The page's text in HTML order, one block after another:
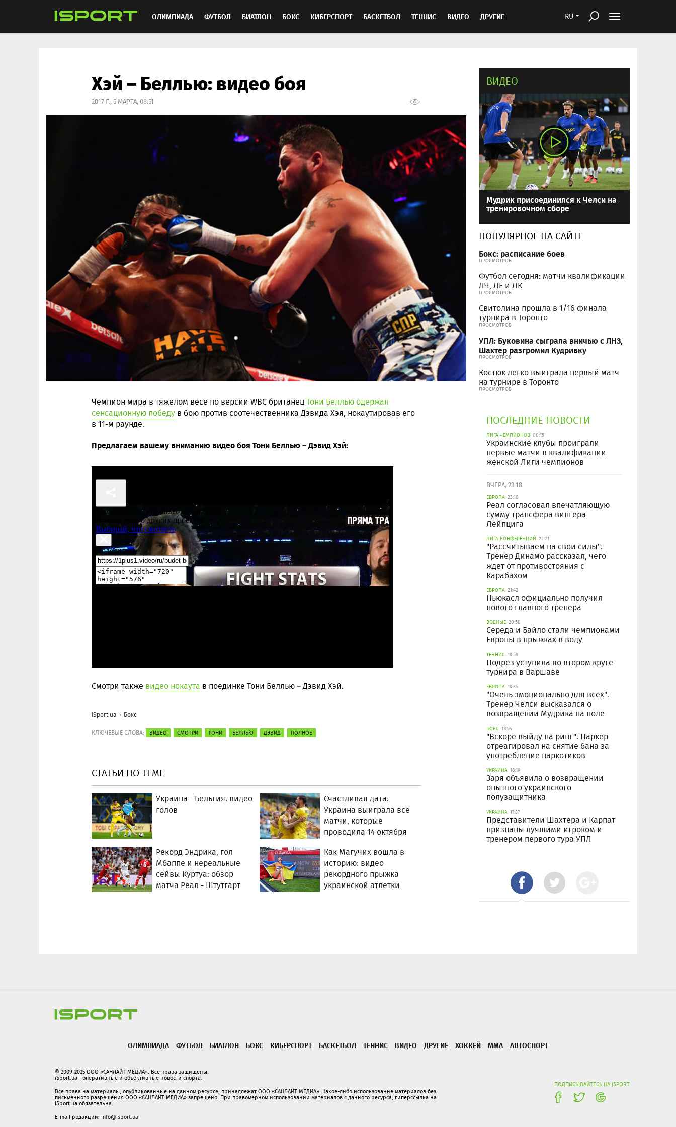
RU
ОЛИМПИАДА ФУТБОЛ БИАТЛОН БОКС КИБЕРСПОРТ БАСКЕТБОЛ ТЕННИС ВИДЕО ДРУГИЕ
Хэй – Беллью: видео боя
2017 Г., 5 МАРТА, 08:51
Чемпион мира в тяжелом весе по версии WBC британецТони Беллью одержал
сенсационную победу в бою против соотечественника Дэвида Хэя, нокаутировав его
в 11-м раунде.
Предлагаем вашему вниманию видео боя Тони Беллью – Дэвид Хэй:
Смотри также видео нокаута в поединке Тони Беллью – Дэвид Хэй.
iSport.ua Бокс
КЛЮЧЕВЫЕ СЛОВА: ВИДЕО СМОТРИ ТОНИ БЕЛЛЬЮ ДЭВИД ПОЛНОЕ
СТАТЬИ ПО ТЕМЕ
Украина - Бельгия: видео
голов
Счастливая дата:
Украина выиграла все
матчи, которые
проводила 14 октября
Рекорд Эндрика, гол
Мбаппе и нереальные
сейвы Куртуа: обзор
матча Реал - Штутгарт
Как Магучих вошла в
историю: видео
рекордного прыжка
украинской атлетки
ВИДЕО
Мудрик присоединился к Челси на
тренировочном сборе
ПОПУЛЯРНОЕ НА САЙТЕ
Бокс: расписание боев
ПРОСМОТРОВ
Футбол сегодня: матчи квалификации
ЛЧ, ЛЕ и ЛК
ПРОСМОТРОВ
Свитолина прошла в 1/16 финала
турнира в Торонто
ПРОСМОТРОВ
УПЛ: Буковина сыграла вничью с ЛНЗ,
Шахтер разгромил Кудривку
ПРОСМОТРОВ
Костюк легко выиграла первый матч
на турнире в Торонто
ПРОСМОТРОВ
ПОСЛЕДНИЕ НОВОСТИ
ЛИГА ЧЕМПИОНОВ 00:15
Украинские клубы проиграли
первые матчи в квалификации
женской Лиги чемпионов
ВЧЕРА, 23:18
ЕВРОПА 23:18
Реал согласовал впечатляющую
сумму трансфера вингера
Лейпцига
ЛИГА КОНФЕРЕНЦИЙ 22:21
"Рассчитываем на свои силы":
Тренер Динамо рассказал, чего
ждет от противостояния с
Карабахом
ЕВРОПА 21:42
Ньюкасл официально получил
нового главного тренера
ВОДНЫЕ 20:50
Середа и Байло стали чемпионами
Европы в прыжках в воду
ТЕННИС 19:59
Подрез уступила во втором круге
турнира в Варшаве
ЕВРОПА 19:35
"Очень эмоционально для всех":
Тренер Челси высказался о
возвращении Мудрика на поле
БОКС 18:54
"Вскоре выйду на ринг": Паркер
отреагировал на снятие бана за
употребление наркотиков
УКРАИНА 18:19
Заря объявила о возвращении
опытного украинского
полузащитника
УКРАИНА 17:37
Представители Шахтера и Карпат
признаны лучшими игроком и
тренером первого тура УПЛ
ОЛИМПИАДА ФУТБОЛ БИАТЛОН БОКС КИБЕРСПОРТ БАСКЕТБОЛ ТЕННИС ВИДЕО ДРУГИЕ ХОККЕЙ ММА АВТОСПОРТ
ПОДПИСЫВАЙТЕСЬ НА ISPORT
© 2009-2025 ООО «САНЛАЙТ МЕДИА». Все права защищены.
iSport.ua - оперативные и объективные новости спорта.
Все права на материалы, опубликованные на данном ресурсе, принадлежат ООО «САНЛАЙТ МЕДИА». Какое-либо использование материалов без
письменного разрешения ООО «САНЛАЙТ МЕДИА» запрещено. При правомерном использовании материалов с данного ресурса, гиперссылка на
iSport.ua обязательна.
E-mail редакции: info@isport.ua